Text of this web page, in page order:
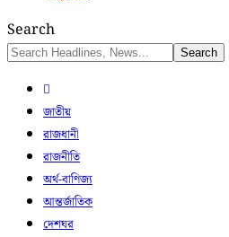
Search
জাতীয়
রাজধানী
রাজনীতি
অর্থ-বাণিজ্য
আন্তর্জাতিক
দেশঘর